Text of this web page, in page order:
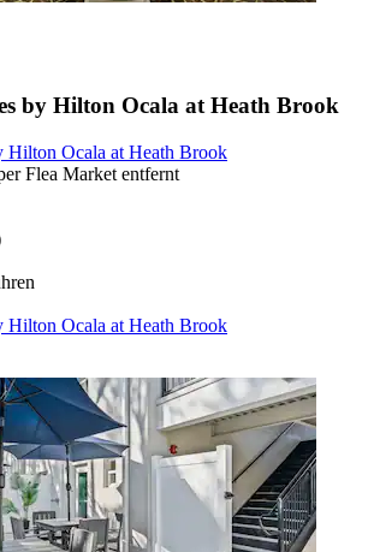
by Hilton Ocala at Heath Brook
Hilton Ocala at Heath Brook
Flea Market entfernt
Hilton Ocala at Heath Brook